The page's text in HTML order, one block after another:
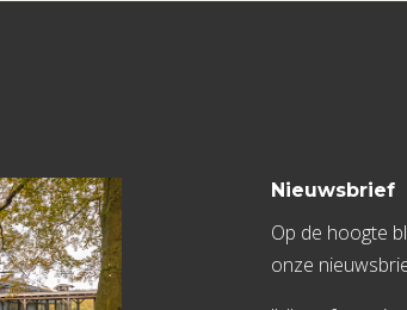
Nieuwsbrief
Op de hoogte
onze